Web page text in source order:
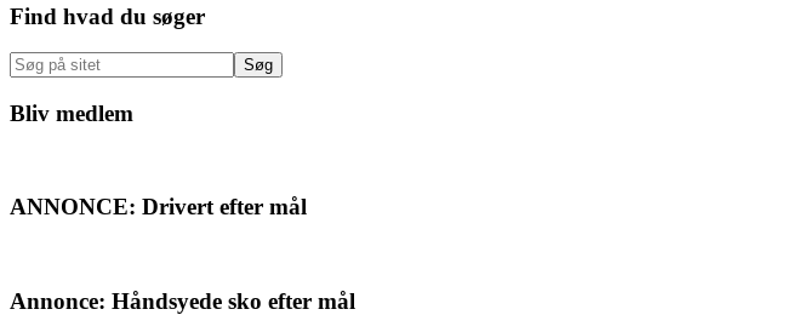
Primær
Sidebar
Find hvad du søger
Søg
på
sitet
Bliv medlem
ANNONCE: Drivert efter mål
Annonce: Håndsyede sko efter mål